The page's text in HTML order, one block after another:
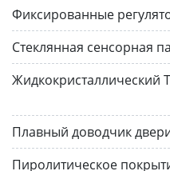
Фиксированные
Стеклянная сенсорная
Жидкокристаллический
Плавный доводчик
Пиролитическое